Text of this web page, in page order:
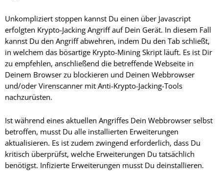
Unkompliziert stoppen kannst Du einen über Javascript
erfolgten Krypto-Jacking Angriff auf Dein Gerät. In diesem Fall
kannst Du den Angriff abwehren, indem Du den Tab schließt,
in welchem das bösartige Krypto-Mining Skript läuft. Es ist Dir
zu empfehlen, anschließend die betreffende Webseite in
Deinem Browser zu blockieren und Deinen Webbrowser
und/oder Virenscanner mit Anti-Krypto-Jacking-Tools
nachzurüsten.
Ist während eines aktuellen Angriffes Dein Webbrowser selbst
betroffen, musst Du alle installierten Erweiterungen
aktualisieren. Es ist zudem zwingend erforderlich, dass Du
kritisch überprüfst, welche Erweiterungen Du tatsächlich
benötigst. Infizierte Erweiterungen musst Du deinstallieren.